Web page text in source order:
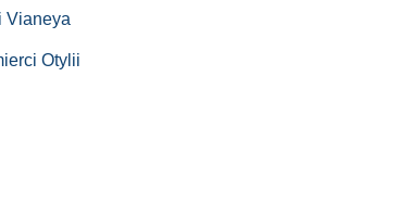
Vianeya
Otylii